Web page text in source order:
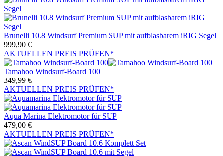
Brunelli 10.8 Windsurf Premium SUP mit aufblasbarem iRIG Segel
999,90 €
AKTUELLEN PREIS PRÜFEN*
Tamahoo Windsurf-Board 100
349,99 €
AKTUELLEN PREIS PRÜFEN*
Aqua Marina Elektromotor für SUP
479,00 €
AKTUELLEN PREIS PRÜFEN*